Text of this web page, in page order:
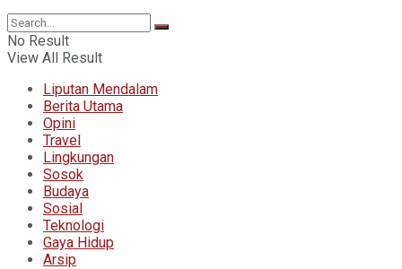
No Result
View All Result
Liputan Mendalam
Berita Utama
Opini
Travel
Lingkungan
Sosok
Budaya
Sosial
Teknologi
Gaya Hidup
Arsip